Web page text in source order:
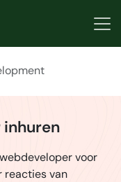
voor
reacties van